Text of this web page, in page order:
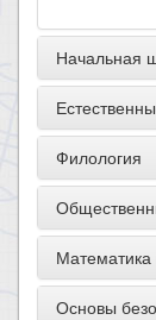
Начальная
Филология
Основы